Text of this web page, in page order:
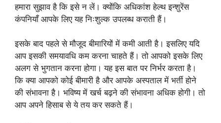
हमारा सुझाव है कि इसे न लें। क्योंकि अधिकांश हेल्थ इन्शुरेंस
कंपनियाँ आपके लिए यह निःशुल्क उपलब्ध कराती हैं।
इसके बाद पहले से मौजूद बीमारियों में कमी आती है। इसलिए यदि
आप इसकी समयावधि कम करना चाहते हैं। तो आपको इसके लिए
अलग से भुगतान करना होगा। यह इस बात पर निर्भर करता है।
कि क्या आपको कोई बीमारी है और आपके अस्पताल में भर्ती होने
की संभावना है। भविष्य में खर्च बढ़ने की संभावना अधिक होगी। तो
आप अपने हिसाब से ये तय कर सकते हैं।